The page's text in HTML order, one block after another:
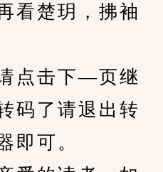
楚玥，拂袖
击下—页继
码了请退出转
即可。